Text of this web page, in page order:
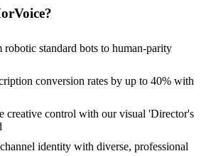
robotic standard bots to human-parity
conversion rates by up to 40% with
creative control with our visual 'Director's
identity with diverse, professional